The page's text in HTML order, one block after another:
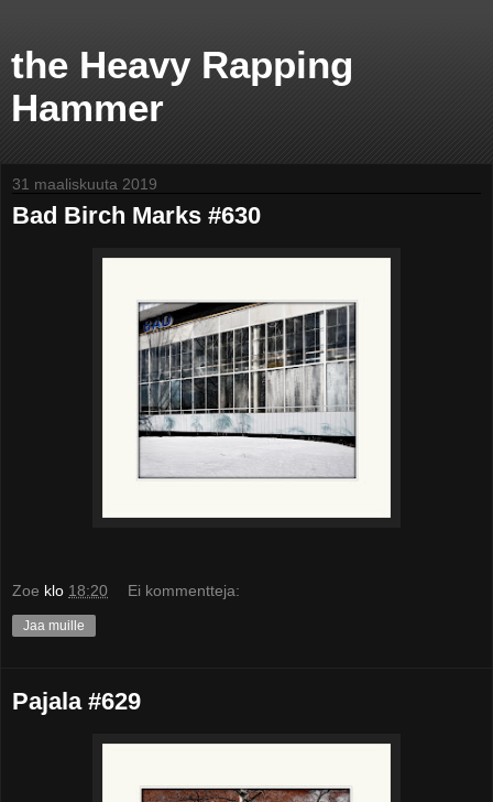
the Heavy Rapping
Hammer
31 maaliskuuta 2019
Bad Birch Marks #630
Zoe klo 18:20 Ei kommentteja:
Jaa muille
Pajala #629